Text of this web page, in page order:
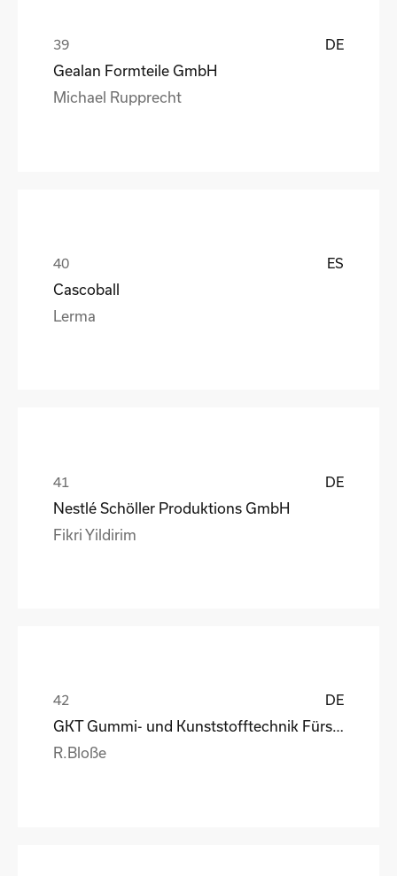
DE
Gealan Formteile GmbH
Michael Rupprecht
ES
Cascoball
Lerma
DE
Nestlé Schöller Produktions GmbH
Fikri Yildirim
DE
GKT Gummi- und Kunststofftechnik Fürstenwalde Gmb
R.Bloße